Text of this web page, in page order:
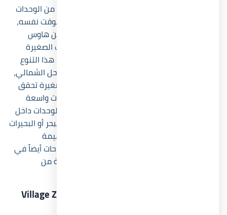
قرية زويا الساحل الشمالي توفر مجموعة متنوعة من الوحدات
التي تناسب الاستخدام العائلي والاستثماري في الوقت نفسه،
حيث يضم المشروع شاليهات وفيلات مستقلة وتوين هاوس
بمساحات مختلفة تبدأ من حوالي 95 م² للشاليهات الصغيرة
وتصل إلى نحو 350 م² للفيلات المستقلة. وقد جاء هذا التنوع
نتيجة دراسة حقيقية لاحتياجات العملاء داخل الساحل الشمالي،
لأن بعض المشترين يبحثون عن وحدات موسمية صغيرة تحقق
عائداً إيجارياً مرتفعاً، بينما يفضل آخرون امتلاك فيلات واسعة
للاستخدام العائلي طويل المدى. كما تتميز أغلب الوحدات داخل
Village Zoya North Coast بإطلالات مباشرة على البحر أو البحيرات
الصناعية والمساحات الخضراء، وهو ما يرفع من القيمة
الاستثمارية للوحدات مستقبلاً. ويساعد تنوع المساحات أيضاً في
توفير خيارات سعرية متعددة تناسب شرائح مختلفة من
من هو المطور العقاري وراء مشروع Village Zoya